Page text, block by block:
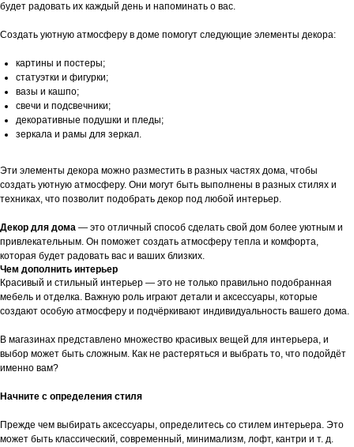
будет радовать их каждый день и напоминать о вас.
Создать уютную атмосферу в доме помогут следующие элементы декора:
картины и постеры;
статуэтки и фигурки;
вазы и кашпо;
свечи и подсвечники;
декоративные подушки и пледы;
зеркала и рамы для зеркал.
Эти элементы декора можно разместить в разных частях дома, чтобы
создать уютную атмосферу. Они могут быть выполнены в разных стилях и
техниках, что позволит подобрать декор под любой интерьер.
Декор для дома — это отличный способ сделать свой дом более уютным и
привлекательным. Он поможет создать атмосферу тепла и комфорта,
которая будет радовать вас и ваших близких.
Чем дополнить интерьер
Красивый и стильный интерьер — это не только правильно подобранная
мебель и отделка. Важную роль играют детали и аксессуары, которые
создают особую атмосферу и подчёркивают индивидуальность вашего дома.
В магазинах представлено множество красивых вещей для интерьера, и
выбор может быть сложным. Как не растеряться и выбрать то, что подойдёт
именно вам?
Начните с определения стиля
Прежде чем выбирать аксессуары, определитесь со стилем интерьера. Это
может быть классический, современный, минимализм, лофт, кантри и т. д.